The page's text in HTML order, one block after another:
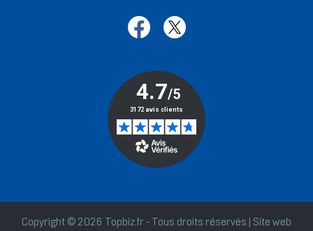
Copyright © 2026 Topbiz.fr - Tous droits réservés | Site web